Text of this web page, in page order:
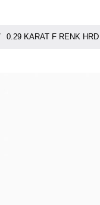
0.29 KARAT F RENK